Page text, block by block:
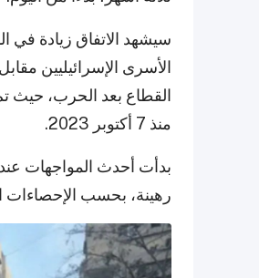
سيشهد الاتفاق زيادة في
الأسرى الإسرائيليين
منذ 7 أكتوبر 2023.
رهينة، بحسب الإحصاءات